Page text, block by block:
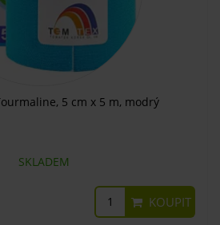
5 cm x 5 m, modrý
SKLADEM
KOUPIT